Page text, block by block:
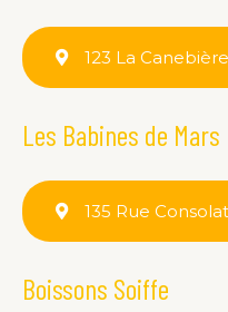
123 La
Les Babines de Mars
135 Rue
Boissons Soiffe